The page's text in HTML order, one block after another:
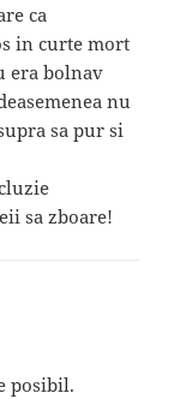
ca
in curte mort
era bolnav
nu
sa pur si
sa zboare!
posibil.